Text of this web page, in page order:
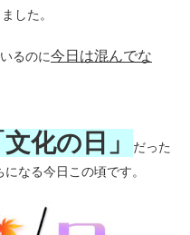
した。
るのに今日は混んでな
文化の日」
だった
なる今日この頃です。